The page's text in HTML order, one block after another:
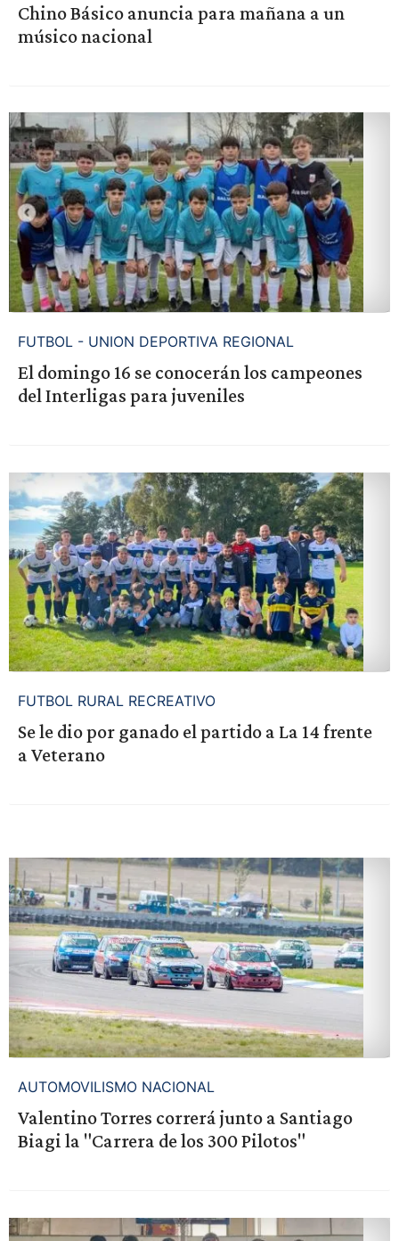
Chino Básico anuncia para mañana a un
músico nacional
FUTBOL - UNION DEPORTIVA REGIONAL
El domingo 16 se conocerán los campeones
del Interligas para juveniles
FUTBOL RURAL RECREATIVO
Se le dio por ganado el partido a La 14 frente
a Veterano
AUTOMOVILISMO NACIONAL
Valentino Torres correrá junto a Santiago
Biagi la "Carrera de los 300 Pilotos"